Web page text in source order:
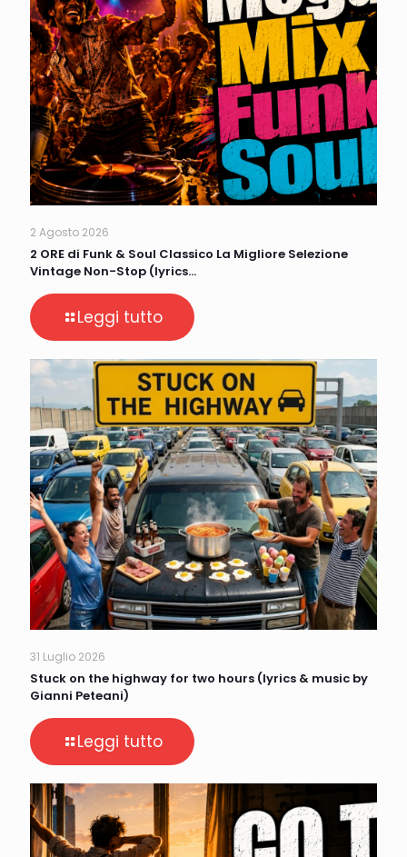
2 Agosto 2026
2 ORE di Funk & Soul Classico La Migliore Selezione
Vintage Non-Stop (lyrics…
Leggi tutto
31 Luglio 2026
Stuck on the highway for two hours (lyrics & music by
Gianni Peteani)
Leggi tutto